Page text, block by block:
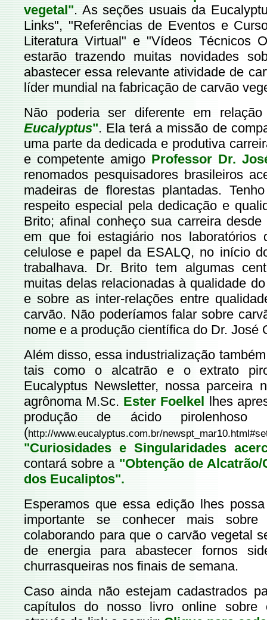
vegetal". As seções usuais da
Links", "Referências de Eventos e
Literatura Virtual" e "Vídeos Técnicos
estarão trazendo muitas novidades
abastecer essa relevante atividade de
líder mundial na fabricação de carvão
Não poderia ser diferente em
Eucalyptus". Ela terá a missão de
uma parte da dedicada e produtiva
e competente amigo Professor Dr.
renomados pesquisadores brasileiros
madeiras de florestas plantadas.
respeito especial pela dedicação e
Brito; afinal conheço sua carreira
em que foi estagiário nos
celulose e papel da ESALQ, no início
trabalhava. Dr. Brito tem algumas
muitas delas relacionadas à qualidade
e sobre as inter-relações entre
carvão. Não poderíamos falar sobre
nome e a produção científica do Dr. José
Além disso, essa industrialização
tais como o alcatrão e o extrato
Eucalyptus Newsletter, nossa parceira
agrônoma M.Sc. Ester Foelkel lhes
produção de ácido
(http://www.eucalyptus.com.br/
"Curiosidades e Singularidades
contará sobre a "Obtenção de
dos Eucaliptos".
Esperamos que essa edição lhes
importante se conhecer mais
colaborando para que o carvão vegetal
de energia para abastecer fornos
churrasqueiras nos finais de semana.
Caso ainda não estejam cadastrados
capítulos do nosso livro online sobre